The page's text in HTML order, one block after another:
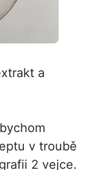
a
v troubě
2 vejce.